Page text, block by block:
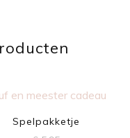
Spelpakketje